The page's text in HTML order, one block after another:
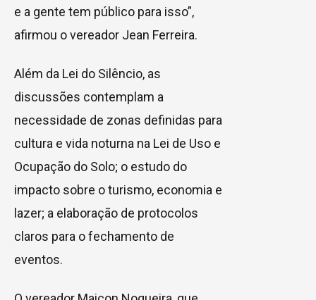
e a gente tem público para isso”,
afirmou o vereador Jean Ferreira.
Além da Lei do Silêncio, as
discussões contemplam a
necessidade de zonas definidas para
cultura e vida noturna na Lei de Uso e
Ocupação do Solo; o estudo do
impacto sobre o turismo, economia e
lazer; a elaboração de protocolos
claros para o fechamento de
eventos.